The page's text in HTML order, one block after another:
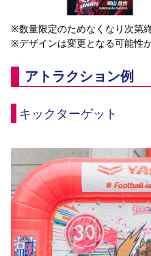
※数量限定のためなくなり次第
※デザインは変更となる可能性
アトラクション例
キックターゲット